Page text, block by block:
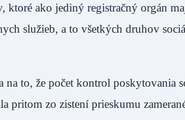
ktoré ako jediný registračný orgán
služieb, a to všetkých druhov
to, že počet kontrol poskytovania
pritom zo zistení prieskumu